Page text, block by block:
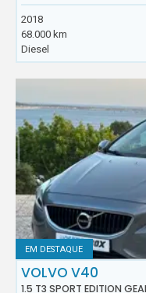
2018
68.000 km
Diesel
EM DESTAQUE
VOLVO V40
1.5 T3 SPORT EDITION